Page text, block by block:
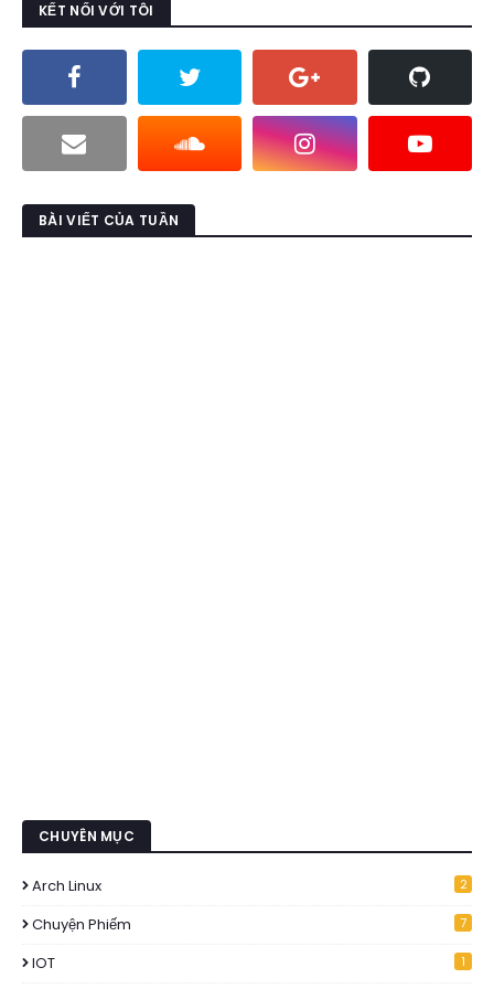
KẾT NỐI VỚI TÔI
BÀI VIẾT CỦA TUẦN
CHUYÊN MỤC
Arch Linux 2
Chuyện Phiếm 7
IOT 1